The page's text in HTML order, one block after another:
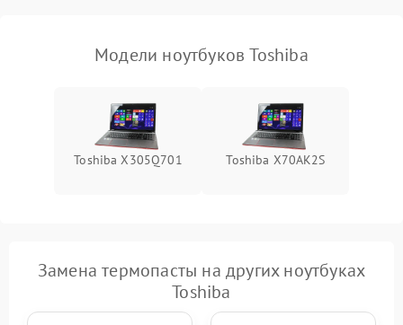
пропадание диска
оперативной памяти:
вылеты приложений,
синие экраны
Подробнее →
Модели ноутбуков Toshiba
Toshiba X305Q701 Toshiba X70AK2S
Замена термопасты на других ноутбуках
Toshiba